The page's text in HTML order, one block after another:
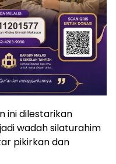
ini dilestarikan
wadah silaturahim
pikirkan dan